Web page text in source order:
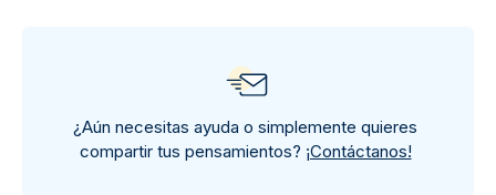
¿Aún necesitas ayuda o simplemente quieres
compartir tus pensamientos? ¡Contáctanos!